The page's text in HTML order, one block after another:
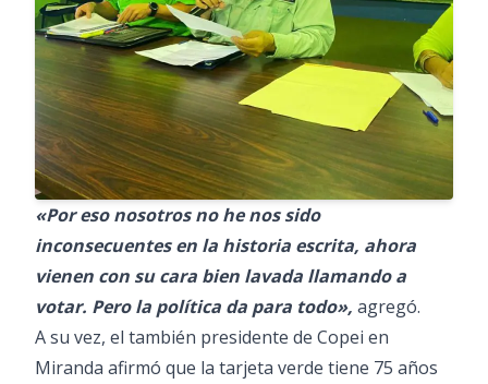
«Por eso nosotros no he nos sido
inconsecuentes en la historia escrita, ahora
vienen con su cara bien lavada llamando a
votar. Pero la política da para todo», agregó.
A su vez, el también presidente de Copei en
Miranda afirmó que la tarjeta verde tiene 75 años